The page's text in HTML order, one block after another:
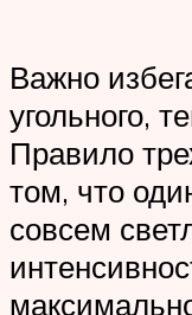
Важно
угольного,
Правило
том, что
совсем